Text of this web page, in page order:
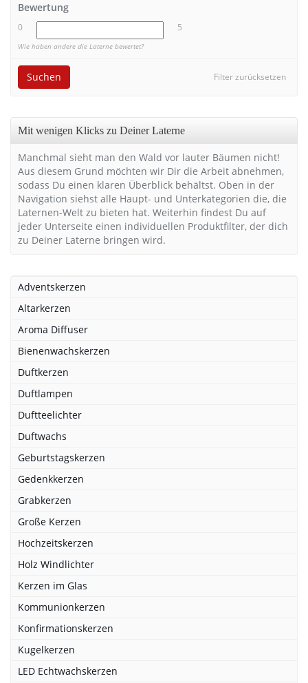
Bewertung
0 5
Wie haben andere die Laterne bewertet?
Filter zurücksetzen
Suchen
Mit wenigen Klicks zu Deiner Laterne
Manchmal sieht man den Wald vor lauter Bäumen nicht!
Aus diesem Grund möchten wir Dir die Arbeit abnehmen,
sodass Du einen klaren Überblick behältst. Oben in der
Navigation siehst alle Haupt- und Unterkategorien die, die
Laternen-Welt zu bieten hat. Weiterhin findest Du auf
jeder Unterseite einen individuellen Produktfilter, der dich
zu Deiner Laterne bringen wird.
Adventskerzen
Altarkerzen
Aroma Diffuser
Bienenwachskerzen
Duftkerzen
Duftlampen
Duftteelichter
Duftwachs
Geburtstagskerzen
Gedenkkerzen
Grabkerzen
Große Kerzen
Hochzeitskerzen
Holz Windlichter
Kerzen im Glas
Kommunionkerzen
Konfirmationskerzen
Kugelkerzen
LED Echtwachskerzen